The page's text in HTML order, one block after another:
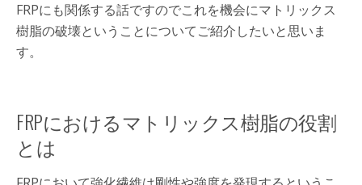
FRPにも関係する話ですのでこれを機会にマトリックス
樹脂の破壊ということについてご紹介したいと思いま
す。
FRPにおけるマトリックス樹脂の役割
とは